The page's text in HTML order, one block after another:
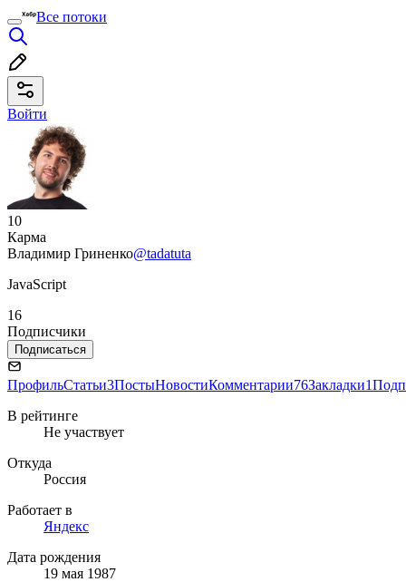
Все потоки
Войти
10
Карма
Владимир Гриненко@tadatuta
JavaScript
16
Подписчики
Подписаться
ПрофильСтатьи3ПостыНовостиКомментарии76Закладки1
В рейтинге
Не участвует
Откуда
Россия
Работает в
Яндекс
Дата рождения
19 мая 1987